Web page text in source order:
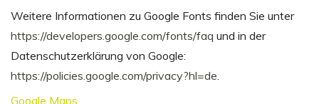
Weitere Informationen zu Google Fonts finden Sie unter
https://developers.google.com/fonts/faq und in der
Datenschutzerklärung von Google:
https://policies.google.com/privacy?hl=de.
Google Maps